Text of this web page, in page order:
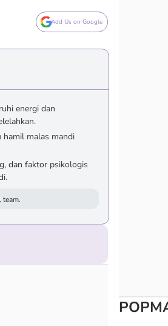
Add Us on Google
energi dan
hamil malas mandi
dan faktor psikologis